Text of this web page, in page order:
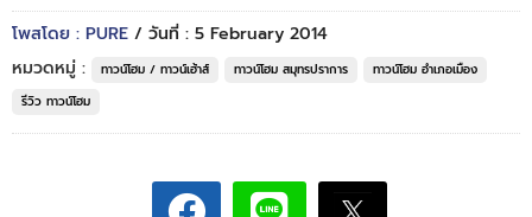
โพสโดย : PURE / วันที่ : 5 February 2014
หมวดหมู่ :
ทาวน์โฮม / ทาวน์เฮ้าส์ ทาวน์โฮม สมุทรปราการ
ทาวน์โฮม อำเภอเมือง
รีวิว ทาวน์โฮม